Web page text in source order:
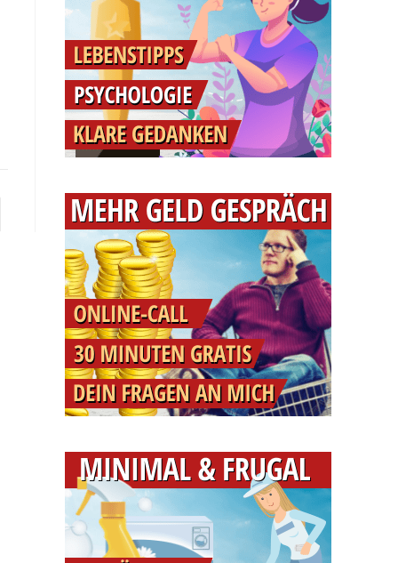
zur nächsten Seite